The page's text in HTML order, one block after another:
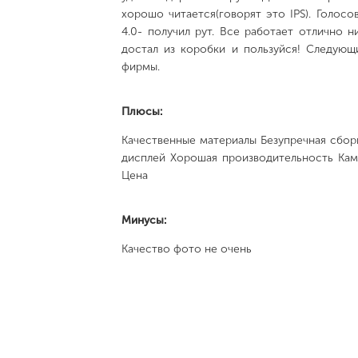
хорошо читается(говорят это IPS).
4.0- получил рут. Все работает отлично
достал из коробки и пользуйся!
фирмы.
Плюсы:
Качественные материалы Безупречная
дисплей Хорошая производительность
Цена
Минусы:
Качество фото не очень